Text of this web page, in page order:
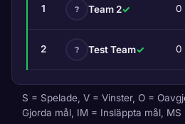
1 ? Team 2✓ 0
2 ? Test Team✓ 0
S = Spelade, V = Vinster, O =
Gjorda mål, IM = Insläppta mål,